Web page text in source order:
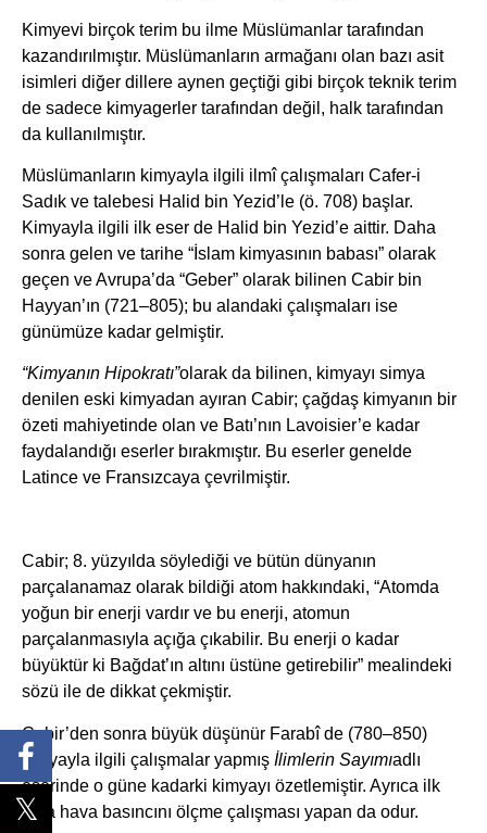
Kimyevi birçok terim bu ilme Müslümanlar tarafından
kazandırılmıştır. Müslümanların armağanı olan bazı asit
isimleri diğer dillere aynen geçtiği gibi birçok teknik terim
de sadece kimyagerler tarafından değil, halk tarafından
da kullanılmıştır.
Müslümanların kimyayla ilgili ilmî çalışmaları Cafer-i
Sadık ve talebesi Halid bin Yezid’le (ö. 708) başlar.
Kimyayla ilgili ilk eser de Halid bin Yezid’e aittir. Daha
sonra gelen ve tarihe “İslam kimyasının babası” olarak
geçen ve Avrupa’da “Geber” olarak bilinen Cabir bin
Hayyan’ın (721–805); bu alandaki çalışmaları ise
günümüze kadar gelmiştir.
“Kimyanın Hipokratı”olarak da bilinen, kimyayı simya
denilen eski kimyadan ayıran Cabir; çağdaş kimyanın bir
özeti mahiyetinde olan ve Batı’nın Lavoisier’e kadar
faydalandığı eserler bırakmıştır. Bu eserler genelde
Latince ve Fransızcaya çevrilmiştir.
Cabir; 8. yüzyılda söylediği ve bütün dünyanın
parçalanamaz olarak bildiği atom hakkındaki, “Atomda
yoğun bir enerji vardır ve bu enerji, atomun
parçalanmasıyla açığa çıkabilir. Bu enerji o kadar
büyüktür ki Bağdat’ın altını üstüne getirebilir” mealindeki
sözü ile de dikkat çekmiştir.
Cabir’den sonra büyük düşünür Farabî de (780–850)
kimyayla ilgili çalışmalar yapmış İlimlerin Sayımıadlı
eserinde o güne kadarki kimyayı özetlemiştir. Ayrıca ilk
defa hava basıncını ölçme çalışması yapan da odur.